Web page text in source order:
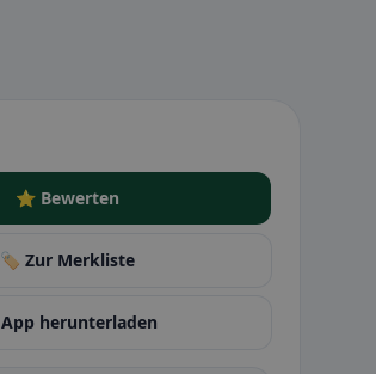
⭐ Bewerten
🏷️ Zur Merkliste
App herunterladen